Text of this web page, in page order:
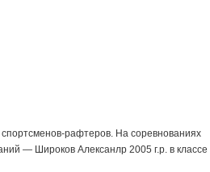
рафтеров. На соревнованиях
— Широков Алексанлр 2005 г.р. в классе